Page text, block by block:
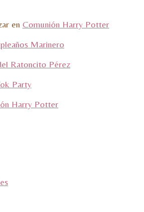
en Comunión Harry Potter
Marinero
Ratoncito Pérez
Party
Harry Potter